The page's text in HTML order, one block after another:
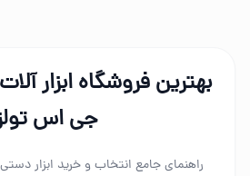
بهترین فروشگاه ابزار
جی اس
راهنمای جامع انتخاب و خرید ابزار